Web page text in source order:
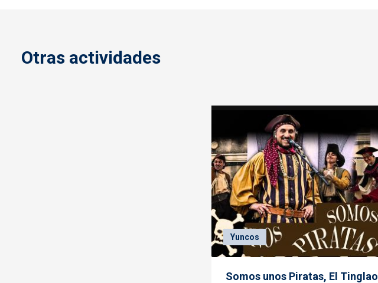
Otras actividades
Yuncos
Somos unos Piratas, El Tinglao